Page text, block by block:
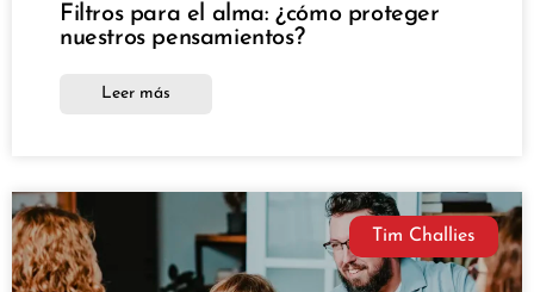
Filtros para el alma: ¿cómo proteger
nuestros pensamientos?
Leer más
Tim Challies